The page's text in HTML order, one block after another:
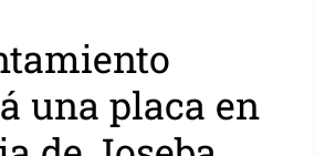
una placa en